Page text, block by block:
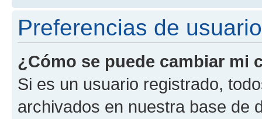
Preferencias de
¿Cómo se puede cambiar mi
Si es un usuario registrado,
archivados en nuestra base de